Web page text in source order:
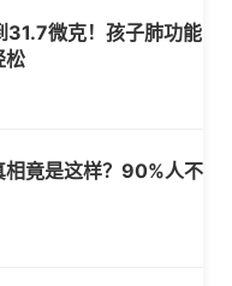
31.7微克！孩子肺功能
松
相竟是这样？90%人不